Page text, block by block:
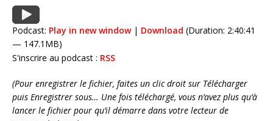
Podcast: Play in new window| Download (Duration: 2:40:41
— 147.1MB)
S'inscrire au podcast : RSS
(Pour enregistrer le fichier, faites un clic droit sur Télécharger
puis Enregistrer sous… Une fois téléchargé, vous n’avez plus qu’à
lancer le fichier pour qu’il démarre dans votre lecteur de